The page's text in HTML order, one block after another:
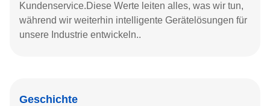
Kundenservice.Diese Werte leiten alles, was wir tun,
während wir weiterhin intelligente Gerätelösungen für
unsere Industrie entwickeln..
Geschichte